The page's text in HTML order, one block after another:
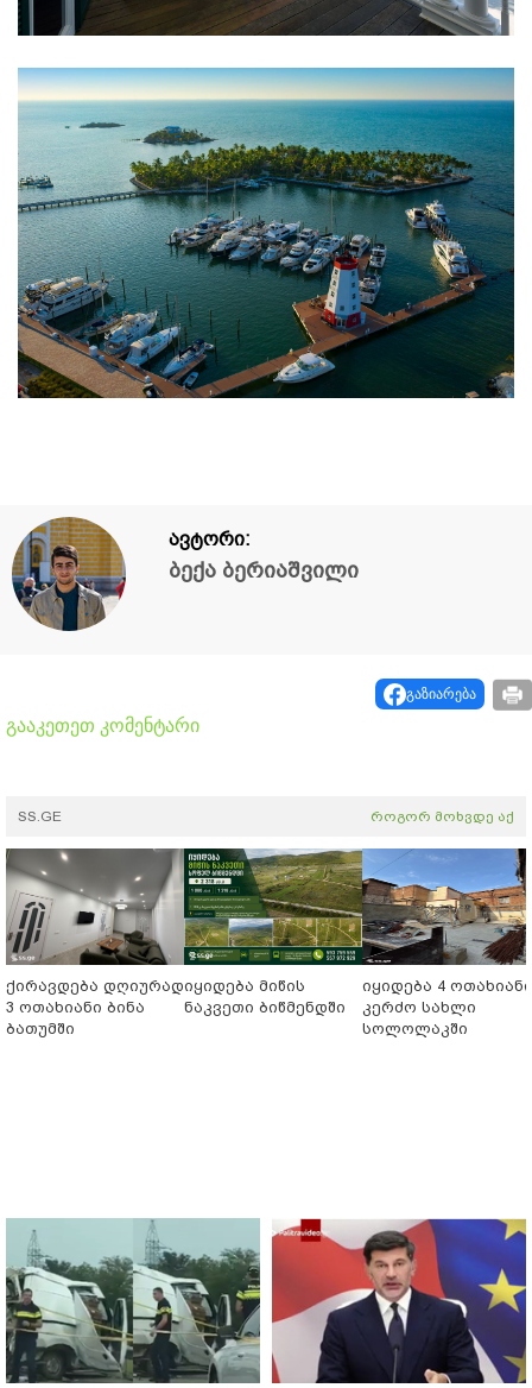
ავტორი:
ბექა ბერიაშვილი
გაზიარება
გააკეთეთ კომენტარი
SS.GE როგორ მოხვდე აქ
ქირავდება დღიურად
3 ოთახიანი ბინა
ბათუმში
იყიდება მიწის
ნაკვეთი ბიწმენდში
იყიდება 4 ოთახიანი
კერძო სახლი
სოლოლაკში